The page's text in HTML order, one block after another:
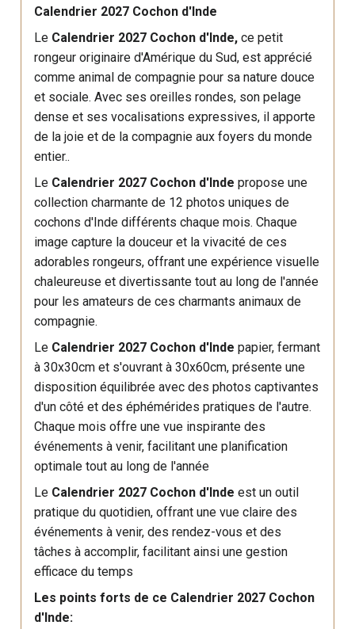
Calendrier 2027 Cochon d'Inde
Le Calendrier 2027 Cochon d'Inde,ce petit
rongeur originaire d'Amérique du Sud, est apprécié
comme animal de compagnie pour sa nature douce
et sociale. Avec ses oreilles rondes, son pelage
dense et ses vocalisations expressives, il apporte
de la joie et de la compagnie aux foyers du monde
entier..
Le Calendrier 2027 Cochon d'Inde propose une
collection charmante de 12 photos uniques de
cochons d'Inde différents chaque mois. Chaque
image capture la douceur et la vivacité de ces
adorables rongeurs, offrant une expérience visuelle
chaleureuse et divertissante tout au long de l'année
pour les amateurs de ces charmants animaux de
compagnie.
Le Calendrier 2027 Cochon d'Indepapier, fermant
à 30x30cm et s'ouvrant à 30x60cm, présente une
disposition équilibrée avec des photos captivantes
d'un côté et des éphémérides pratiques de l'autre.
Chaque mois offre une vue inspirante des
événements à venir, facilitant une planification
optimale tout au long de l'année
Le Calendrier 2027 Cochon d'Indeest un outil
pratique du quotidien, offrant une vue claire des
événements à venir, des rendez-vous et des
tâches à accomplir, facilitant ainsi une gestion
efficace du temps
Les points forts de ce Calendrier 2027 Cochon
d'Inde: